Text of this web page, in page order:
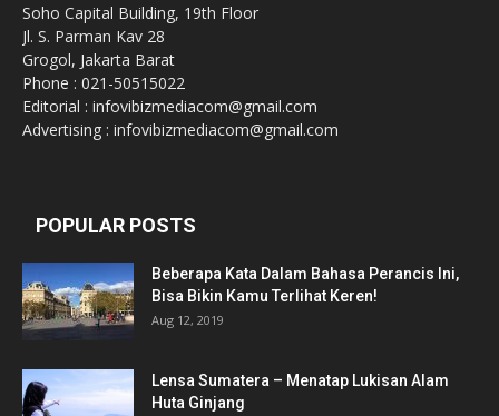
Soho Capital Building, 19th Floor
Jl. S. Parman Kav 28
Grogol, Jakarta Barat
Phone : 021-50515022
Editorial : infovibizmediacom@gmail.com
Advertising : infovibizmediacom@gmail.com
POPULAR POSTS
Beberapa Kata Dalam Bahasa Perancis Ini,
Bisa Bikin Kamu Terlihat Keren!
Aug 12, 2019
Lensa Sumatera – Menatap Lukisan Alam
Huta Ginjang